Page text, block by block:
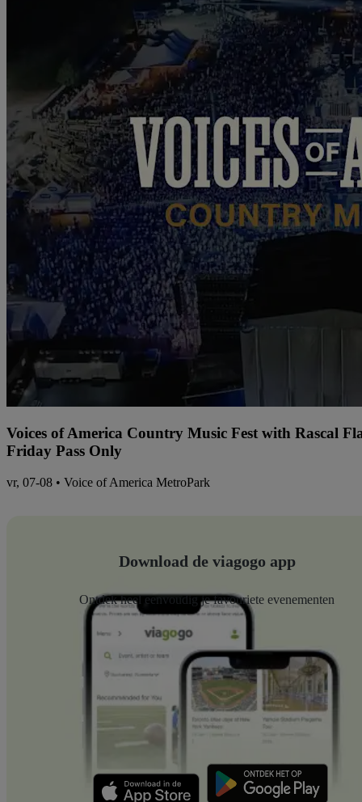
Voices of America Country Music Fest with Rascal
Friday Pass Only
vr, 07-08 • Voice of America MetroPark
Download de viagogo app
Ontdek heel eenvoudig je favouriete evenementen